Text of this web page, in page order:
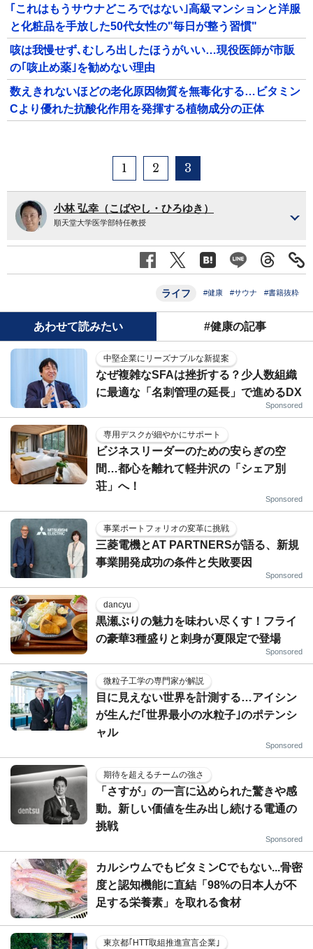
｢これはもうサウナどころではない｣高級マンションと洋服
と化粧品を手放した50代女性の"毎日が整う習慣"
咳は我慢せず､むしろ出したほうがいい…現役医師が市販
の｢咳止め薬｣を勧めない理由
数えきれないほどの老化原因物質を無毒化する…ビタミン
Cより優れた抗酸化作用を発揮する植物成分の正体
1 2 3
小林 弘幸（こばやし・ひろゆき）
順天堂大学医学部特任教授
ライフ #健康 #サウナ #書籍抜粋
あわせて読みたい #健康の記事
中堅企業にリーズナブルな新提案
なぜ複雑なSFAは挫折する？少人数組織
に最適な「名刺管理の延長」で進めるDX
Sponsored
専用デスクが細やかにサポート
ビジネスリーダーのための安らぎの空
間…都心を離れて軽井沢の「シェア別
荘」へ！
Sponsored
事業ポートフォリオの変革に挑戦
三菱電機とAT PARTNERSが語る、新規
事業開発成功の条件と失敗要因
Sponsored
dancyu
黒瀬ぶりの魅力を味わい尽くす！フライ
の豪華3種盛りと刺身が夏限定で登場
Sponsored
微粒子工学の専門家が解説
目に見えない世界を計測する…アイシン
が生んだ｢世界最小の水粒子｣のポテンシ
ャル
Sponsored
期待を超えるチームの強さ
「さすが」の一言に込められた驚きや感
動。新しい価値を生み出し続ける電通の
挑戦
Sponsored
カルシウムでもビタミンCでもない...骨密
度と認知機能に直結「98%の日本人が不
足する栄養素」を取れる食材
東京都｢HTT取組推進宣言企業｣